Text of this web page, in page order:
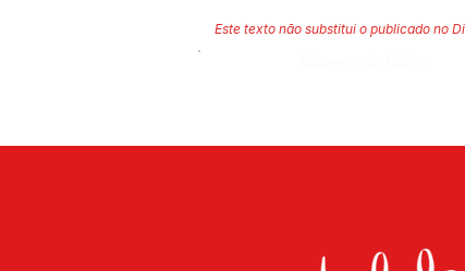
Este texto não substitui o publicado no